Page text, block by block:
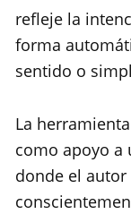
refleje la
forma
sentido o
La
como apoyo a
donde el autor